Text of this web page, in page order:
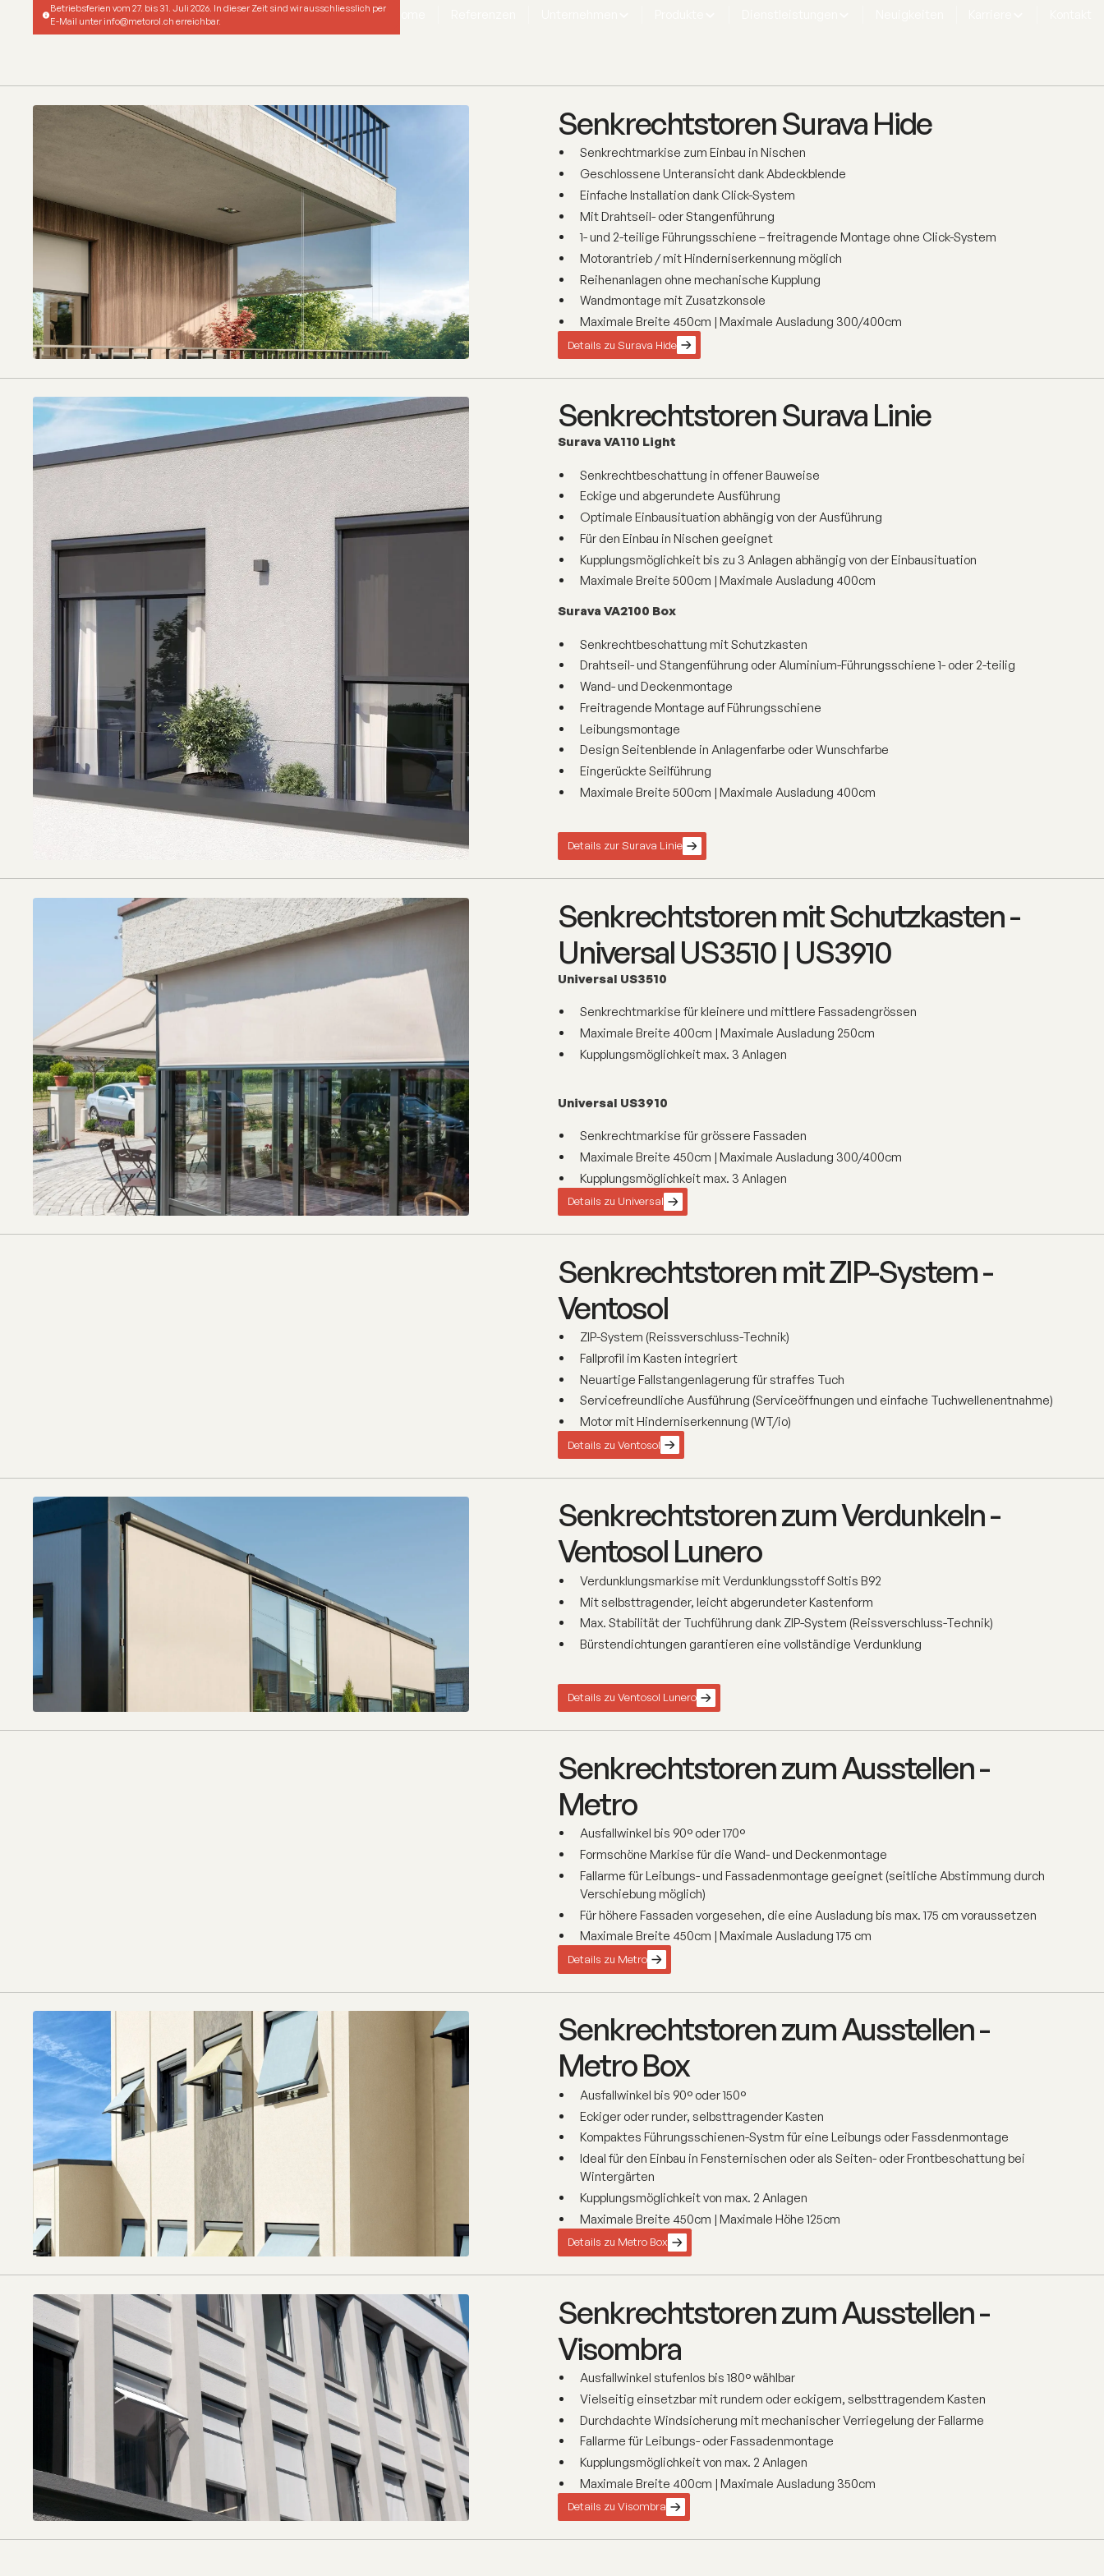
Betriebsferien vom 27. bis 31. Juli 2026. In dieser Zeit sind wir ausschliesslich per
E-Mail unter info@metorol.ch erreichbar.
Senkrecht- +
Ausstellmarkisen
schlanken, modernen Designs fügen sich unsere
ein. Sie lassen sich ganz nach Ihrem Geschmack
individuellen Bedürfnisse an.
info@metorol.ch
Senkrechtstoren Surava Hide
Senkrechtmarkise zum Einbau in Nischen
Geschlossene Unteransicht dank Abdeckblende
Einfache Installation dank Click-System
Mit Drahtseil- oder Stangenführung
1- und 2-teilige Führungsschiene – freitragende Montage ohne Click-System
Motorantrieb / mit Hinderniserkennung möglich
Reihenanlagen ohne mechanische Kupplung
Wandmontage mit Zusatzkonsole
Maximale Breite 450cm | Maximale Ausladung 300/400cm
Details zu Surava Hide
Senkrechtstoren Surava Linie
Surava VA110 Light
Senkrechtbeschattung in offener Bauweise
Eckige und abgerundete Ausführung
Optimale Einbausituation abhängig von der Ausführung
Für den Einbau in Nischen geeignet
Kupplungsmöglichkeit bis zu 3 Anlagen abhängig von der Einbausituation
Maximale Breite 500cm | Maximale Ausladung 400cm
Surava VA2100 Box
Senkrechtbeschattung mit Schutzkasten
Drahtseil- und Stangenführung oder Aluminium-Führungsschiene 1- oder 2-teilig
Wand- und Deckenmontage
Freitragende Montage auf Führungsschiene
Leibungsmontage
Design Seitenblende in Anlagenfarbe oder Wunschfarbe
Eingerückte Seilführung
Maximale Breite 500cm | Maximale Ausladung 400cm
Details zur Surava Linie
Senkrechtstoren mit Schutzkasten -
Universal US3510 | US3910
Universal US3510
Senkrechtmarkise für kleinere und mittlere Fassadengrössen
Maximale Breite 400cm | Maximale Ausladung 250cm
Kupplungsmöglichkeit max. 3 Anlagen
Universal US3910
Senkrechtmarkise für grössere Fassaden
Maximale Breite 450cm | Maximale Ausladung 300/400cm
Kupplungsmöglichkeit max. 3 Anlagen
Details zu Universal
Senkrechtstoren mit ZIP-System -
Ventosol
ZIP-System (Reissverschluss-Technik)
Fallprofil im Kasten integriert
Neuartige Fallstangenlagerung für straffes Tuch
Servicefreundliche Ausführung (Serviceöffnungen und einfache Tuchwellenentnahme)
Motor mit Hinderniserkennung (WT/io)
Details zu Ventosol
Senkrechtstoren zum Verdunkeln -
Ventosol Lunero
Verdunklungsmarkise mit Verdunklungsstoff Soltis B92
Mit selbsttragender, leicht abgerundeter Kastenform
Max. Stabilität der Tuchführung dank ZIP-System (Reissverschluss-Technik)
Bürstendichtungen garantieren eine vollständige Verdunklung
Details zu Ventosol Lunero
Senkrechtstoren zum Ausstellen -
Metro
Ausfallwinkel bis 90° oder 170°
Formschöne Markise für die Wand- und Deckenmontage
Fallarme für Leibungs- und Fassadenmontage geeignet (seitliche Abstimmung durch
Verschiebung möglich)
Für höhere Fassaden vorgesehen, die eine Ausladung bis max. 175 cm voraussetzen
Maximale Breite 450cm | Maximale Ausladung 175 cm
Details zu Metro
Senkrechtstoren zum Ausstellen -
Metro Box
Ausfallwinkel bis 90° oder 150°
Eckiger oder runder, selbsttragender Kasten
Kompaktes Führungsschienen-Systm für eine Leibungs oder Fassdenmontage
Ideal für den Einbau in Fensternischen oder als Seiten- oder Frontbeschattung bei
Wintergärten
Kupplungsmöglichkeit von max. 2 Anlagen
Maximale Breite 450cm | Maximale Höhe 125cm
Details zu Metro Box
Senkrechtstoren zum Ausstellen -
Visombra
Ausfallwinkel stufenlos bis 180° wählbar
Vielseitig einsetzbar mit rundem oder eckigem, selbsttragendem Kasten
Durchdachte Windsicherung mit mechanischer Verriegelung der Fallarme
Fallarme für Leibungs- oder Fassadenmontage
Kupplungsmöglichkeit von max. 2 Anlagen
Maximale Breite 400cm | Maximale Ausladung 350cm
Details zu Visombra